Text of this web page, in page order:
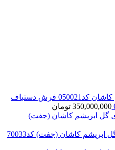
فرش دستباف
350,000,000 تومان